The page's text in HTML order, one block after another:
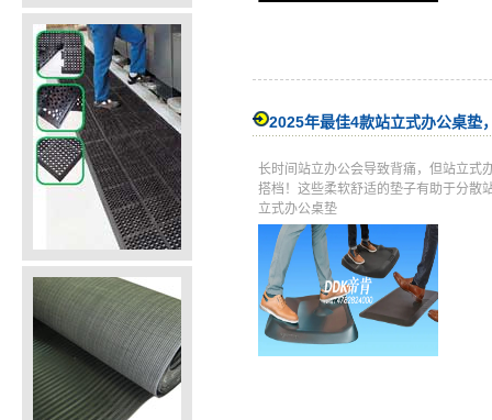
2025年最佳4款站立式办公桌垫
长时间站立办公会导致背痛，但站立式
搭档！这些柔软舒适的垫子有助于分散
立式办公桌垫